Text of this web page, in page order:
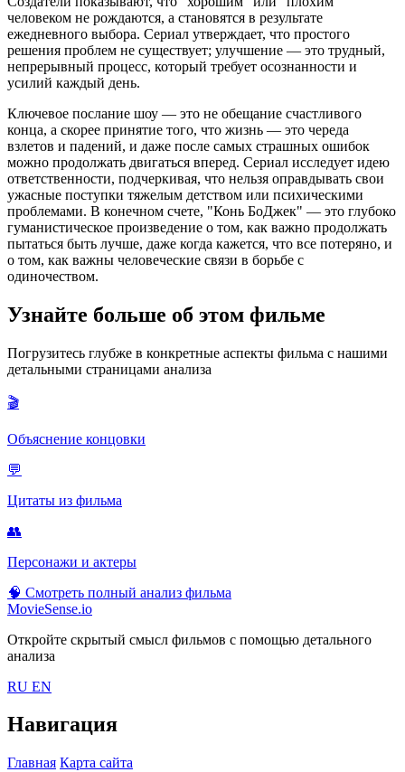
человеком не рождаются, а становятся в результате
ежедневного выбора. Сериал утверждает, что простого
решения проблем не существует; улучшение — это трудный,
непрерывный процесс, который требует осознанности и
усилий каждый день.
Ключевое послание шоу — это не обещание счастливого
конца, а скорее принятие того, что жизнь — это череда
взлетов и падений, и даже после самых страшных ошибок
можно продолжать двигаться вперед. Сериал исследует идею
ответственности, подчеркивая, что нельзя оправдывать свои
ужасные поступки тяжелым детством или психическими
проблемами. В конечном счете, "Конь БоДжек" — это глубоко
гуманистическое произведение о том, как важно продолжать
пытаться быть лучше, даже когда кажется, что все потеряно, и
о том, как важны человеческие связи в борьбе с
одиночеством.
Узнайте больше об этом фильме
Погрузитесь глубже в конкретные аспекты фильма с нашими
детальными страницами анализа
🎬
Объяснение концовки
💬
Цитаты из фильма
👥
Персонажи и актеры
🧠 Смотреть полный анализ фильма
MovieSense.io
Откройте скрытый смысл фильмов с помощью детального
анализа
RU EN
Навигация
Главная Карта сайта